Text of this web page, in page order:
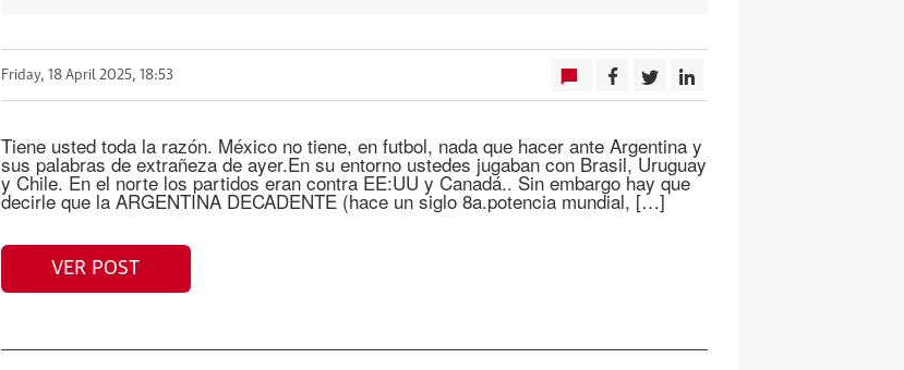
Friday, 18 April 2025, 18:53
Tiene usted toda la razón. México no tiene, en futbol, nada que hacer ante Argentina y
sus palabras de extrañeza de ayer.En su entorno ustedes jugaban con Brasil, Uruguay
y Chile. En el norte los partidos eran contra EE:UU y Canadá.. Sin embargo hay que
decirle que la ARGENTINA DECADENTE (hace un siglo 8a.potencia mundial, […]
VER POST